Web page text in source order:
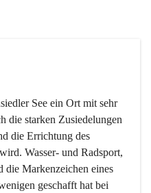
See ein Ort mit sehr
die starken Zusiedelungen
die Errichtung des
Wasser- und Radsport,
Markenzeichen eines
geschafft hat bei